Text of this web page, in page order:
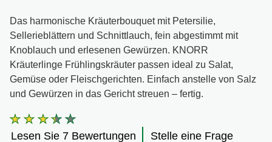
Das harmonische Kräuterbouquet mit Petersilie,
Sellerieblättern und Schnittlauch, fein abgestimmt mit
Knoblauch und erlesenen Gewürzen. KNORR
Kräuterlinge Frühlingskräuter passen ideal zu Salat,
Gemüse oder Fleischgerichten. Einfach anstelle von Salz
und Gewürzen in das Gericht streuen – fertig.
Die
Lesen Sie 7 Bewertungen Stelle eine Frage